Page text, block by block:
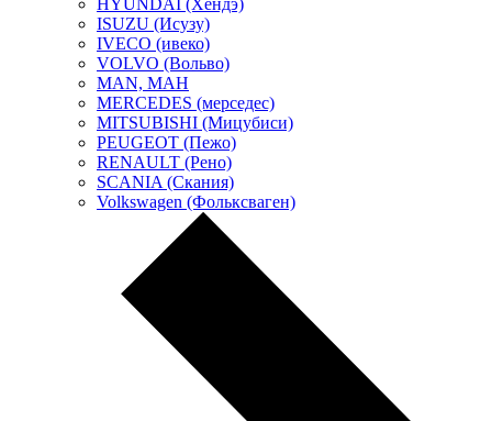
ISUZU (Исузу)
IVECO (ивеко)
VOLVO (Вольво)
MAN, МАН
MERCEDES (мерседес)
MITSUBISHI (Мицубиси)
PEUGEOT (Пежо)
RENAULT (Рено)
SCANIA (Скания)
Volkswagen (Фольксваген)